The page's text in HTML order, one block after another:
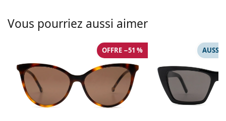
Vous pourriez aussi aimer
OFFRE −51 % AUSSI